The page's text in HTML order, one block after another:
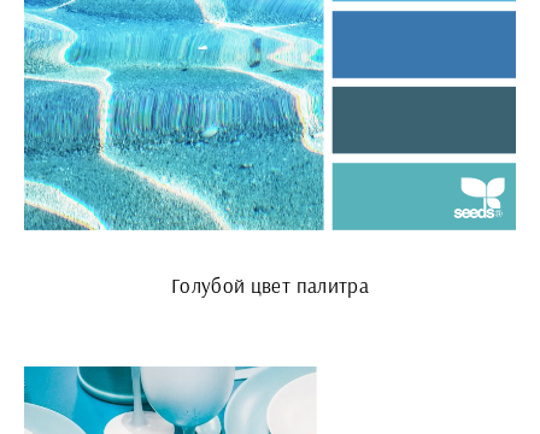
Голубой цвет палитра